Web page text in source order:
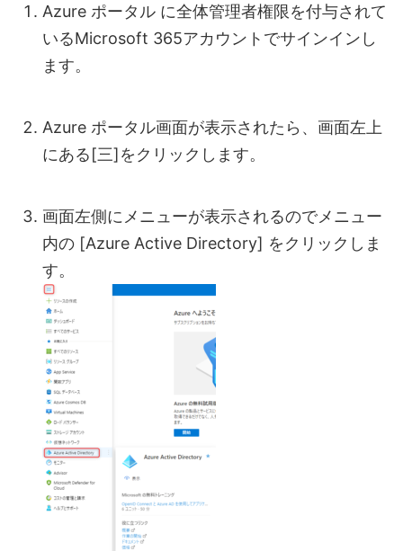
Azure ポータル に全体管理者権限を付与されて
いるMicrosoft 365アカウントでサインインし
ます。
Azure ポータル画面が表示されたら、画面左上
にある[三]をクリックします。
画面左側にメニューが表示されるのでメニュー
内の [Azure Active Directory] をクリックしま
す。